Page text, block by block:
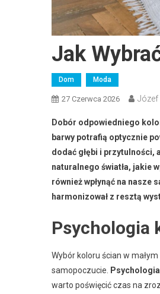
Jak
Dom Moda
27 Czerwca 2026 Józef
Dobór odpowiedniego
barwy potrafią optycznie
dodać głębi i przytulności,
naturalnego światła, jakie
również wpłynąć na
harmonizował z resztą
Psychologia
Wybór koloru ścian w
samopoczucie.
warto poświęcić czas na